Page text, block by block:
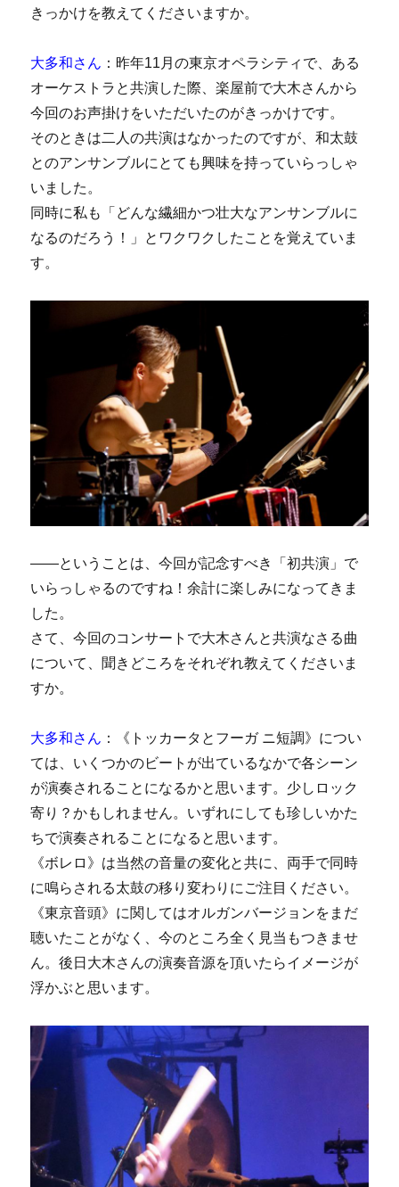
きっかけを教えてくださいますか。
大多和さん ：昨年11月の東京オペラシティで、ある
オーケストラと共演した際、楽屋前で大木さんから
今回のお声掛けをいただいたのがきっかけです。
そのときは二人の共演はなかったのですが、和太鼓
とのアンサンブルにとても興味を持っていらっしゃ
いました。
同時に私も「どんな繊細かつ壮大なアンサンブルに
なるのだろう！」とワクワクしたことを覚えていま
す。
――ということは、今回が記念すべき「初共演」で
いらっしゃるのですね！余計に楽しみになってきま
した。
さて、今回のコンサートで大木さんと共演なさる曲
について、聞きどころをそれぞれ教えてくださいま
すか。
大多和さん ：《トッカータとフーガ ニ短調》につい
ては、いくつかのビートが出ているなかで各シーン
が演奏されることになるかと思います。少しロック
寄り？かもしれません。いずれにしても珍しいかた
ちで演奏されることになると思います。
《ボレロ》は当然の音量の変化と共に、両手で同時
に鳴らされる太鼓の移り変わりにご注目ください。
《東京音頭》に関してはオルガンバージョンをまだ
聴いたことがなく、今のところ全く見当もつきませ
ん。後日大木さんの演奏音源を頂いたらイメージが
浮かぶと思います。